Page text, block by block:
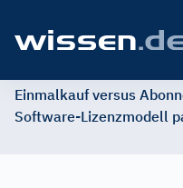
Einmalkauf versus
Software-Lizenzmodell